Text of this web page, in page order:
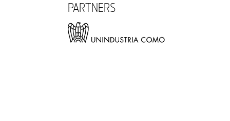
PARTNERS